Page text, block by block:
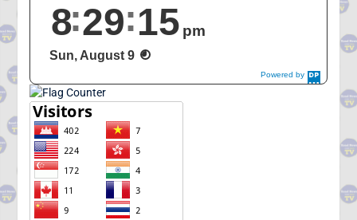
Powered by
DaysPedia.c
8 29 16 pm
Sun, August 9